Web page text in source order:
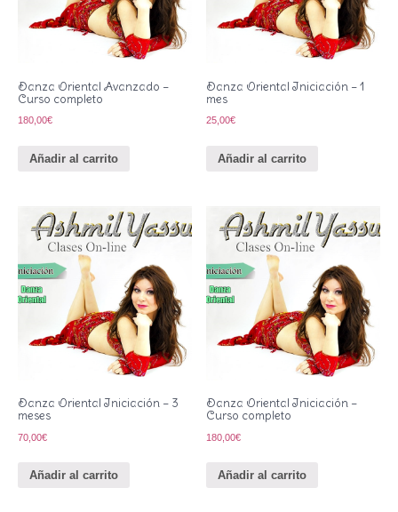
Danza Oriental Avanzado –
Curso completo
180,00€
Añadir al carrito
Danza Oriental Iniciación – 1
mes
25,00€
Añadir al carrito
Danza Oriental Iniciación – 3
meses
70,00€
Añadir al carrito
Danza Oriental Iniciación –
Curso completo
180,00€
Añadir al carrito